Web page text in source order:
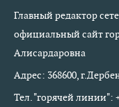
Главный редактор
официальный сайт
Алисардаровна
Адрес: 368600,
Тел. "горячей линии":